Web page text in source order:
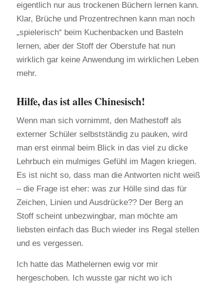
eigentlich nur aus trockenen Büchern lernen kann.
Klar, Brüche und Prozentrechnen kann man noch
„spielerisch“ beim Kuchenbacken und Basteln
lernen, aber der Stoff der Oberstufe hat nun
wirklich gar keine Anwendung im wirklichen Leben
mehr.
Hilfe, das ist alles Chinesisch!
Wenn man sich vornimmt, den Mathestoff als
externer Schüler selbstständig zu pauken, wird
man erst einmal beim Blick in das viel zu dicke
Lehrbuch ein mulmiges Gefühl im Magen kriegen.
Es ist nicht so, dass man die Antworten nicht weiß
– die Frage ist eher: was zur Hölle sind das für
Zeichen, Linien und Ausdrücke?? Der Berg an
Stoff scheint unbezwingbar, man möchte am
liebsten einfach das Buch wieder ins Regal stellen
und es vergessen.
Ich hatte das Mathelernen ewig vor mir
hergeschoben. Ich wusste gar nicht wo ich